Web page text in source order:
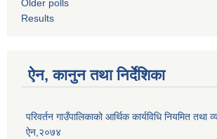
Older polls
Results
ऐन, कानुन तथा निर्देशिका
परिवर्तन गाउँपालिकाको आर्थिक कार्यविधि नियमित तथा
ऐन,२०७४